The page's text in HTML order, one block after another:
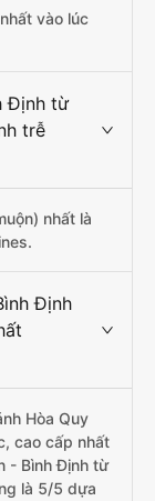
vào lúc
Định từ
trễ
nhất là
Định
Hòa Quy
cao cấp nhất
- Bình Định từ
là 5/5 dựa